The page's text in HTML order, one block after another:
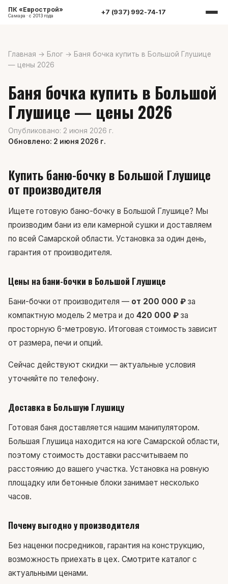
ПК «Еврострой»
Самара · с 2013 года +7 (937) 992-74-17
Главная → Блог → Баня бочка купить в Большой Глушице
— цены 2026
Баня бочка купить в Большой
Глушице — цены 2026
Опубликовано: 2 июня 2026 г.
Обновлено: 2 июня 2026 г.
Купить баню-бочку в Большой Глушице
от производителя
Ищете готовую баню-бочку в Большой Глушице? Мы
производим бани из ели камерной сушки и доставляем
по всей Самарской области. Установка за один день,
гарантия от производителя.
Цены на бани-бочки в Большой Глушице
Бани-бочки от производителя — от 200 000 ₽ за
компактную модель 2 метра и до 420 000 ₽ за
просторную 6-метровую. Итоговая стоимость зависит
от размера, печи и опций.
Сейчас действуют скидки — актуальные условия
уточняйте по телефону.
Доставка в Большую Глушицу
Готовая баня доставляется нашим манипулятором.
Большая Глушица находится на юге Самарской области,
поэтому стоимость доставки рассчитываем по
расстоянию до вашего участка. Установка на ровную
площадку или бетонные блоки занимает несколько
часов.
Почему выгодно у производителя
Без наценки посредников, гарантия на конструкцию,
возможность приехать в цех. Смотрите каталог с
актуальными ценами.